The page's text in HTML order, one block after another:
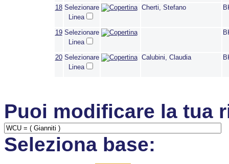
18 Selezionare
Linea
Cherti, Stefano
19 Selezionare
Linea
20 Selezionare
Linea
Calubini, Claudia
Puoi modificare la tua
Seleziona base: